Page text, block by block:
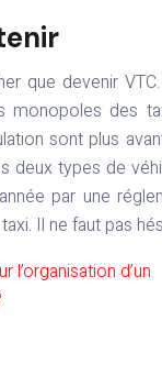
que devenir
monopoles des
sont plus
deux types de
par une
Il ne faut pas
l’organisation d’un